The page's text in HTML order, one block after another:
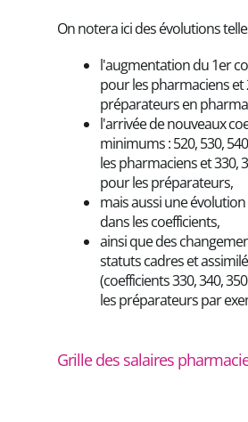
On notera ici des évolutions
l'augmentation du 1er
pour les pharmaciens et
préparateurs en
l'arrivée de nouveaux
minimums : 520, 530,
les pharmaciens et 330,
pour les préparateurs,
mais aussi une
dans les coefficients,
ainsi que des
statuts cadres et
(coefficients 330, 340,
les préparateurs par
Grille des salaires